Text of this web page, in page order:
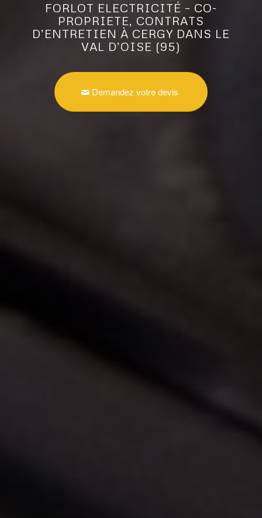
FORLOT ELECTRICITÉ – CO-
PROPRIETE, CONTRATS
D’ENTRETIEN À CERGY DANS LE
VAL D’OISE (95)
Demandez votre devis